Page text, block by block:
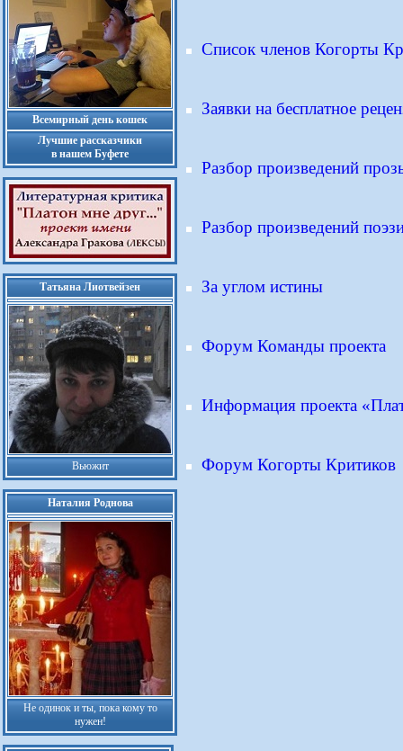
Всемирный день кошек
Лучшие рассказчики
в нашем Буфете
Татьяна Лиотвейзен
Вьюжит
Наталия Роднова
Не одинок и ты, пока кому то
нужен!
Список членов Когорты
Заявки на бесплатное
Разбор произведений
Разбор произведений
За углом истины
Форум Команды проекта
Информация проекта
Форум Когорты Критиков